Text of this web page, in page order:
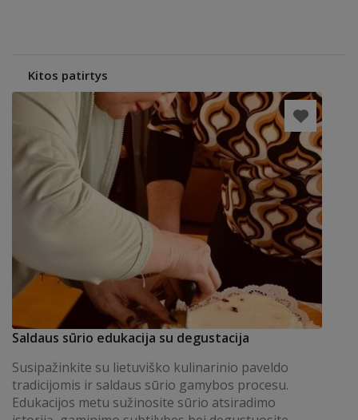
Kitos patirtys
Saldaus sūrio edukacija su degustacija
Susipažinkite su lietuviško kulinarinio paveldo
tradicijomis ir saldaus sūrio gamybos procesu.
Edukacijos metu sužinosite sūrio atsiradimo